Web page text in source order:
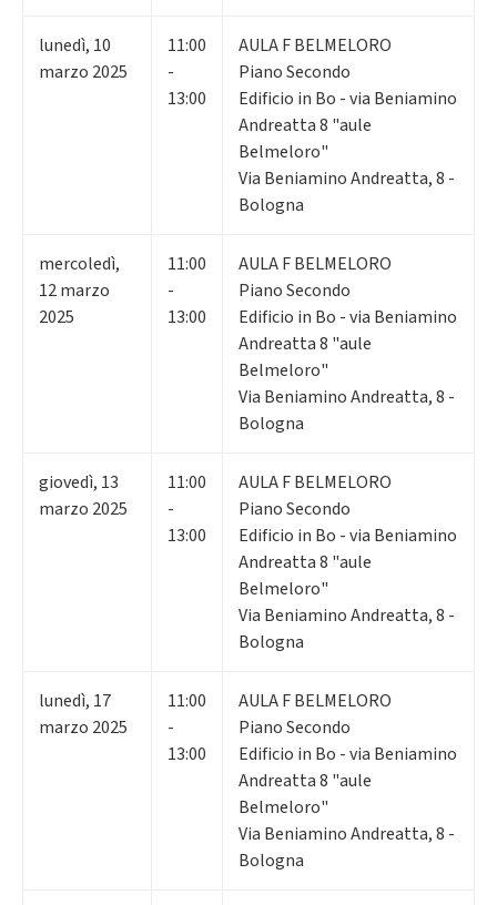
lunedì, 10
marzo 2025
11:00
-
13:00
AULA F BELMELORO
Piano Secondo
Edificio in Bo - via Beniamino
Andreatta 8 "aule
Belmeloro"
Via Beniamino Andreatta, 8 -
Bologna
mercoledì,
12marzo
2025
11:00
-
13:00
AULA F BELMELORO
Piano Secondo
Edificio in Bo - via Beniamino
Andreatta 8 "aule
Belmeloro"
Via Beniamino Andreatta, 8 -
Bologna
giovedì, 13
marzo 2025
11:00
-
13:00
AULA F BELMELORO
Piano Secondo
Edificio in Bo - via Beniamino
Andreatta 8 "aule
Belmeloro"
Via Beniamino Andreatta, 8 -
Bologna
lunedì, 17
marzo 2025
11:00
-
13:00
AULA F BELMELORO
Piano Secondo
Edificio in Bo - via Beniamino
Andreatta 8 "aule
Belmeloro"
Via Beniamino Andreatta, 8 -
Bologna